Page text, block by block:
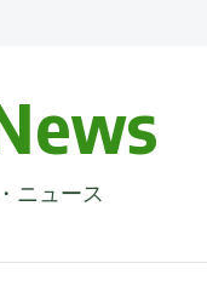
ニュース